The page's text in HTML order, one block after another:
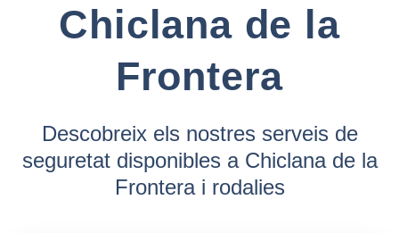
Chiclana de la
Frontera
Descobreix els nostres serveis de
seguretat disponibles a Chiclana de la
Frontera i rodalies